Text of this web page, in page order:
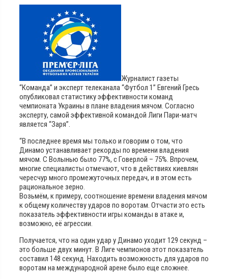
Журналист газеты
“Команда” и эксперт телеканала “Футбол 1” Евгений Гресь
опубликовал статистику эффективности команд
чемпионата Украины в плане владения мячом. Согласно
эксперту, самой эффективной командой Лиги Пари-матч
является “Заря”.
“В последнее время мы только и говорим о том, что
Динамо устанавливает рекорды по времени владения
мячом. С Волынью было 77%, с Говерлой – 75%. Впрочем,
многие специалисты отмечают, что в действиях киевлян
чересчур много промежуточных передач, и в этом есть
рациональное зерно.
Возьмём, к примеру, соотношение времени владения мячом
к общему количеству ударов по воротам. Отчасти это есть
показатель эффективности игры команды в атаке и,
возможно, её агрессии.
Получается, что на один удар у Динамо уходит 129 секунд –
это больше двух минут. В Лиге чемпионов этот показатель
составил 148 секунд. Находить возможность для ударов по
воротам на международной арене было еще сложнее.